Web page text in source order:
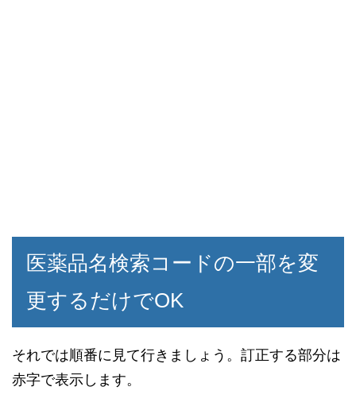
医薬品名検索コードの一部を変
更するだけでOK
それでは順番に見て行きましょう。訂正する部分は
赤字で表示します。